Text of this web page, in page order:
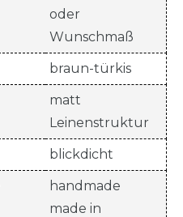
oder
Wunschmaß
braun-türkis
matt
Leinenstruktur
blickdicht
handmade
made in